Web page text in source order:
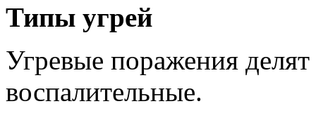
Типы угрей
Угревые поражения
воспалительные.